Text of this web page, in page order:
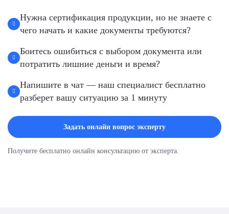
Нужна сертификация продукции, но не знаете с
чего начать и какие документы требуются?
Боитесь ошибиться с выбором документа или
потратить лишние деньги и время?
Напишите в чат — наш специалист бесплатно
разберет вашу ситуацию за 1 минуту
Задать онлайн вопрос эксперту
Получите бесплатно онлайн консультацию от эксперта.